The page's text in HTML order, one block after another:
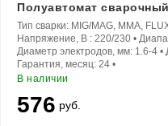
Полуавтомат
Тип сварки: MIG/MAG, MMA,
Напряжение, В : 220/230 •
Диаметр электродов, мм: 1.6-4 •
Гарантия, месяц: 24 •
В наличии
576 руб.